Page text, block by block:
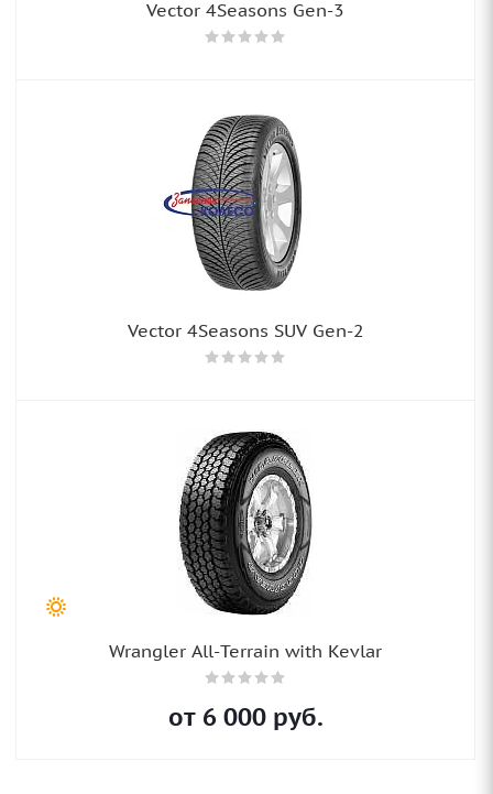
Vector 4Seasons Gen-3
Vector 4Seasons SUV Gen-2
Wrangler All-Terrain with Kevlar
от 6 000руб.